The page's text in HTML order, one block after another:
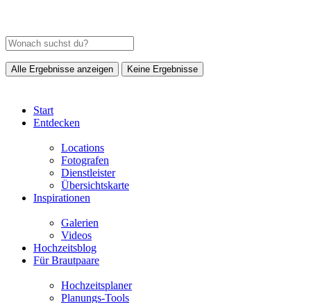
Alle Ergebnisse anzeigen Keine Ergebnisse
Start
Entdecken
Locations
Fotografen
Dienstleister
Übersichtskarte
Inspirationen
Galerien
Videos
Hochzeitsblog
Für Brautpaare
Hochzeitsplaner
Planungs-Tools